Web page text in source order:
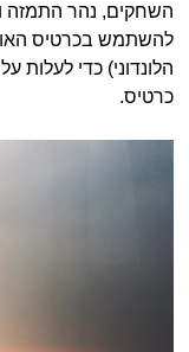
השחקים, נהר התמזה
להשתמש בכרטיס
הלונדוני) כדי לעלות
כרטיס.